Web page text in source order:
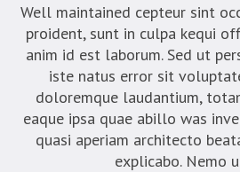
Well maintained cepteur sint
proident, sunt in culpa kequi
anim id est laborum. Sed ut
iste natus error sit
doloremque laudantium,
eaque ipsa quae abillo was
quasi aperiam architecto
explicabo. Nemo